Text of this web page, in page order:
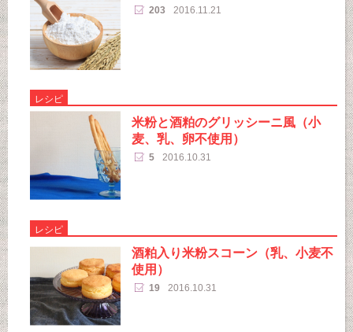
203 2016.11.21
レシピ
米粉と酒粕のグリッシーニ風（小
麦、乳、卵不使用）
5 2016.10.31
レシピ
酒粕入り米粉スコーン（乳、小麦不
使用）
19 2016.10.31